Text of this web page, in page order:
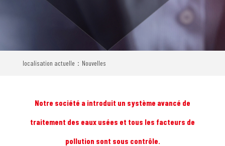
localisation actuelle：Nouvelles
Notre société a introduit un système avancé de
traitement des eaux usées et tous les facteurs de
pollution sont sous contrôle.